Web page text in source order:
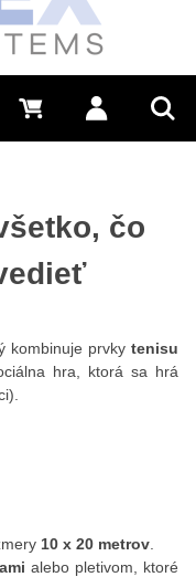
Prihlásiť sa
0 €
čo
kombinuje prvky tenisu
hra, ktorá sa hrá
10 x 20 metrov
alebo pletivom, ktoré